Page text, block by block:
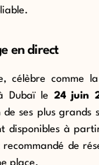
en direct
célèbre comme
Dubaï le 24 juin
ses plus grands
disponibles à
recommandé de